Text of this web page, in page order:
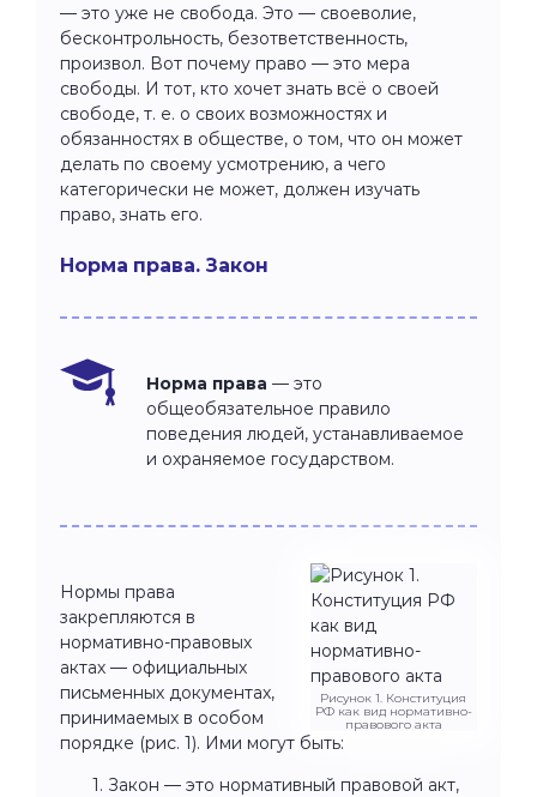
— это уже не свобода. Это — своеволие,
бесконтрольность, безответственность,
произвол. Вот почему право — это мера
свободы. И тот, кто хочет знать всё о своей
свободе, т. е. о своих возможностях и
обязанностях в обществе, о том, что он может
делать по своему усмотрению, а чего
категорически не может, должен изучать
право, знать его.
Норма права. Закон
Норма права — это
общеобязательное правило
поведения людей, устанавливаемое
и охраняемое государством.
Рисунок 1. Конституция
РФ как вид нормативно-
правового акта
Нормы права
закрепляются в
нормативно-правовых
актах — официальных
письменных документах,
принимаемых в особом
порядке (рис. 1). Ими могут быть:
Закон — это нормативный правовой акт,